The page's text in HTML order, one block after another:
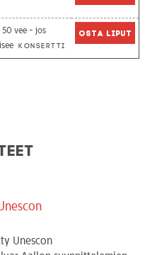
50 vee - jos
Konsertti
Osta liput
Unescon